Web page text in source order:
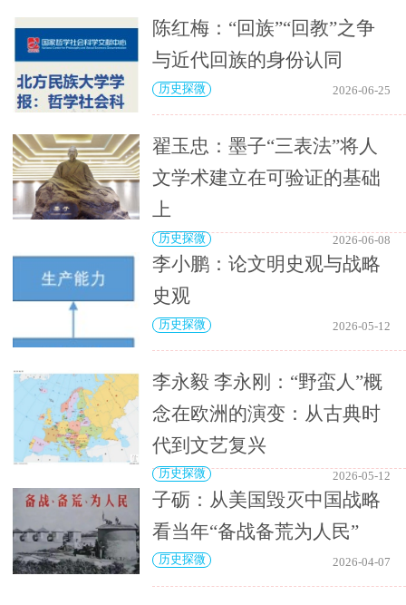
陈红梅：“回族”“回教”之争
与近代回族的身份认同
历史探微 2026-06-25
翟玉忠：墨子“三表法”将人
文学术建立在可验证的基础
上
历史探微 2026-06-08
李小鹏：论文明史观与战略
史观
历史探微 2026-05-12
李永毅 李永刚：“野蛮人”概
念在欧洲的演变：从古典时
代到文艺复兴
历史探微 2026-05-12
子砺：从美国毁灭中国战略
看当年“备战备荒为人民”
历史探微 2026-04-07